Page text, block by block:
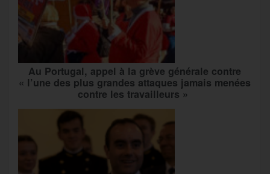
Au Portugal, appel à la grève générale contre
« l’une des plus grandes attaques jamais menées
contre les travailleurs »